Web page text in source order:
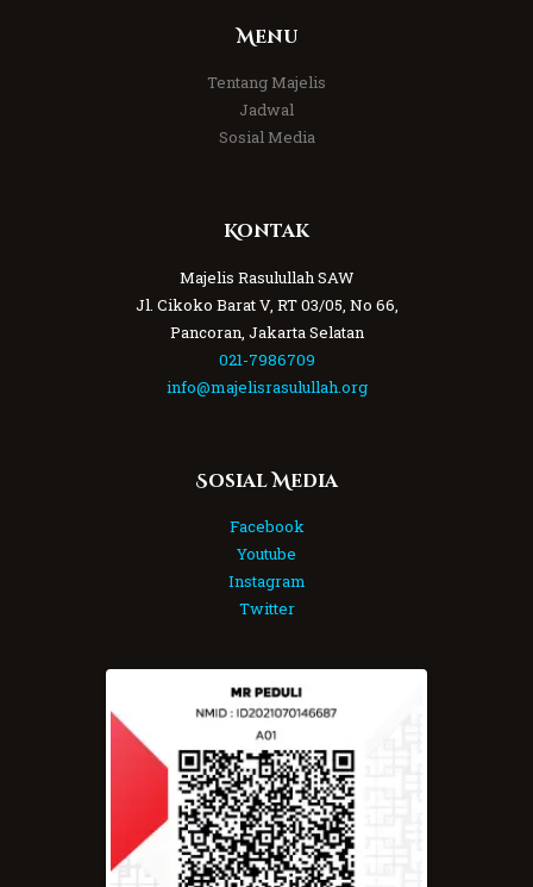
Menu
Tentang Majelis
Jadwal
Sosial Media
Kontak
Majelis Rasulullah SAW
Jl. Cikoko Barat V, RT 03/05, No 66,
Pancoran, Jakarta Selatan
021-7986709
info@majelisrasulullah.org
Sosial Media
Facebook
Youtube
Instagram
Twitter